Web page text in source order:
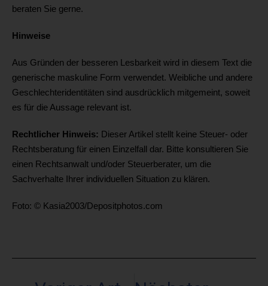
beraten Sie gerne.
Hinweise
Aus Gründen der besseren Lesbarkeit wird in diesem Text die
generische maskuline Form verwendet. Weibliche und andere
Geschlechteridentitäten sind ausdrücklich mitgemeint, soweit
es für die Aussage relevant ist.
Rechtlicher Hinweis: Dieser Artikel stellt keine Steuer- oder
Rechtsberatung für einen Einzelfall dar. Bitte konsultieren Sie
einen Rechtsanwalt und/oder Steuerberater, um die
Sachverhalte Ihrer individuellen Situation zu klären.
Foto: © Kasia2003/Depositphotos.com